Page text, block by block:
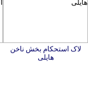
لاک استحکام بخش ناخن
هایلی